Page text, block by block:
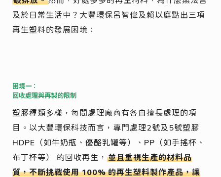
及於日常生活中？大豐環保呂智偉及賴以庭點出三項
再生塑料的發展困境：
困境一：
回收處理與再製的限制
塑膠種類多樣，每間處理廠商有各自擅長處理的項
目。以大豐環保科技而言，專門處理2號及5號塑膠
HDPE（如牛奶瓶、優酪乳罐等）、PP（如手搖杯、
布丁杯等） 的回收再生，並且重視生產的材料品
質，不斷挑戰使用 100% 的再生塑料製作產品，讓